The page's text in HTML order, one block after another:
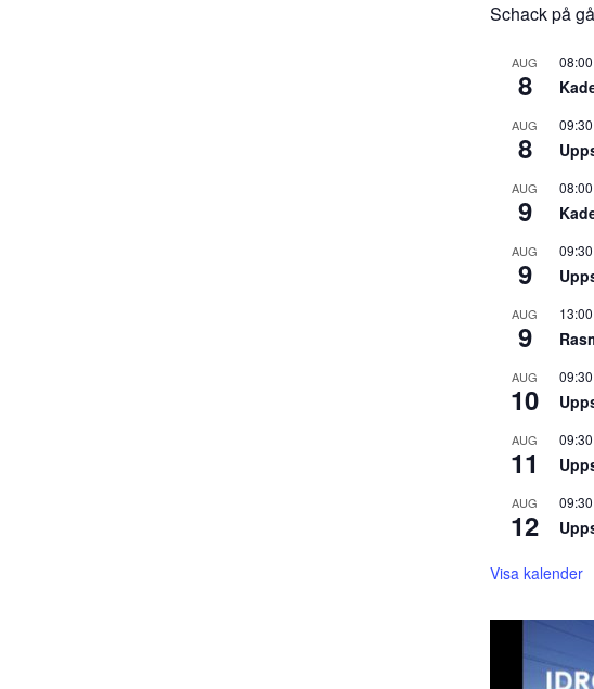
Schack på
AUG
8
08:00
AUG
8
09:30
AUG
9
08:00
AUG
9
09:30
AUG
9
13:00
AUG
10
09:30
AUG
11
09:30
AUG
12
09:30
Visa kalender